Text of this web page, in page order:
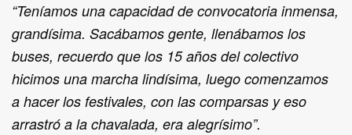
“Teníamos una capacidad de convocatoria inmensa,
grandísima. Sacábamos gente, llenábamos los
buses, recuerdo que los 15 años del colectivo
hicimos una marcha lindísima, luego comenzamos
a hacer los festivales, con las comparsas y eso
arrastró a la chavalada, era alegrísimo”.